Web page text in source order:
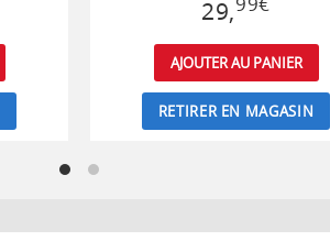
29,
AJOUTER AU PANIER
RETIRER EN MAGASIN